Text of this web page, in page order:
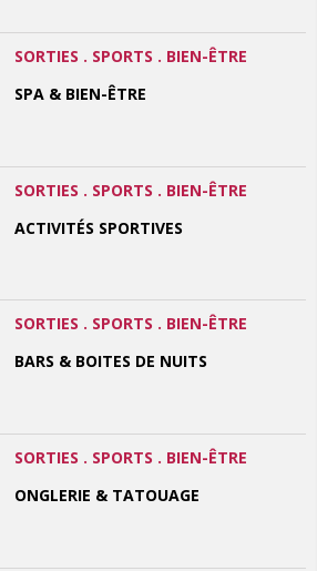
SORTIES . SPORTS . BIEN-ÊTRE
SPA & BIEN-ÊTRE
SORTIES . SPORTS . BIEN-ÊTRE
ACTIVITÉS SPORTIVES
SORTIES . SPORTS . BIEN-ÊTRE
BARS & BOITES DE NUITS
SORTIES . SPORTS . BIEN-ÊTRE
ONGLERIE & TATOUAGE